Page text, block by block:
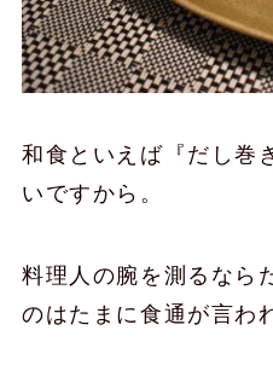
和食といえば『だし巻
いですから。
料理人の腕を測るなら
のはたまに食通が言わ